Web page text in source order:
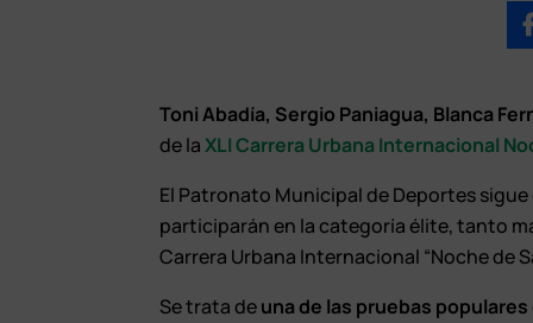
Toni Abadía, Sergio Paniagua, Blanca
de laXLI Carrera Urbana Internacional
El Patronato Municipal de Deportes
participarán en la categoría élite, tanto
Carrera Urbana Internacional “Noche de
Se trata deuna de las pruebas